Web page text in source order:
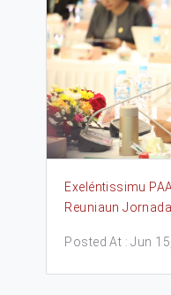
Exeléntissimu
Reuniaun
Posted At : Jun